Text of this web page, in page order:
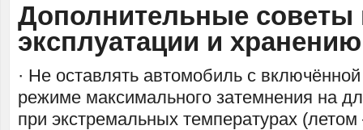
Дополнительные советы
эксплуатации и хранению
· Не оставлять автомобиль с
режиме максимального затемнения на
при экстремальных температурах